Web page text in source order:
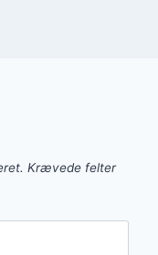
Krævede felter